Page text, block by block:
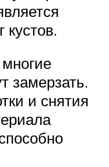
кустов.
замерзать.
и снятия